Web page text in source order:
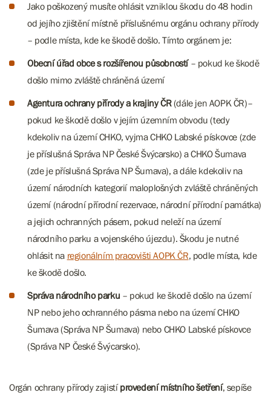
Jako poškozený musíte ohlásit vzniklou škodu do 48 hodin
od jejího zjištění místně příslušnému orgánu ochrany přírody
– podle místa, kde ke škodě došlo. Tímto orgánem je:
Obecní úřad obce s rozšířenou působností– pokud ke škodě
došlo mimo zvláště chráněná území
Agentura ochrany přírody a krajiny ČR(dále jen AOPK ČR)–
pokud ke škodě došlo v jejím územním obvodu (tedy
kdekoliv na území CHKO, vyjma CHKO Labské pískovce (zde
je příslušná Správa NP České Švýcarsko) a CHKO Šumava
(zde je příslušná Správa NP Šumava), a dále kdekoliv na
území národních kategorií maloplošných zvláště chráněných
území (národní přírodní rezervace, národní přírodní památka)
a jejich ochranných pásem, pokud neleží na území
národního parku a vojenského újezdu). Škodu je nutné
ohlásit na regionálním pracovišti AOPK ČR, podle místa, kde
ke škodě došlo.
Správa národního parku – pokud ke škodě došlo na území
NP nebo jeho ochranného pásma nebo na území CHKO
Šumava (Správa NP Šumava) nebo CHKO Labské pískovce
(Správa NP České Švýcarsko).
Orgán ochrany přírody zajistíprovedení místního šetření, sepíše